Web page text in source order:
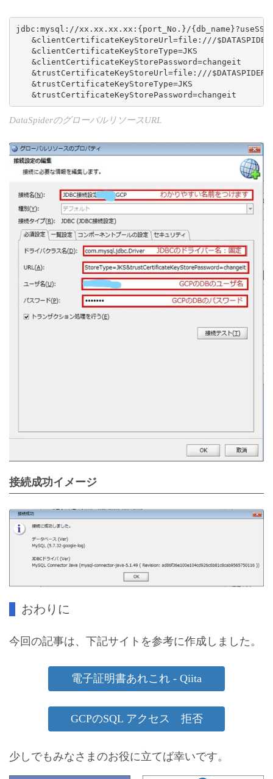
jdbc:mysql://xx.xx.xx.xx:{port_No.}/
&clientCertificateKeyStoreUrl=file:///
&clientCertificateKeyStoreType=JKS
&clientCertificateKeyStorePassword=changeit
&trustCertificateKeyStoreUrl=file:///
&trustCertificateKeyStoreType=JKS
&trustCertificateKeyStorePassword=changeit
DataSpiderのグローバルリソースURL
接続成功イメージ
おわりに
今回の記事は、下記サイトを参考に作成しました。
電子証明書あれこれ - Qiita
GCPのSQL アクセス 拒否
少しでもみなさまのお役に立てば幸いです。